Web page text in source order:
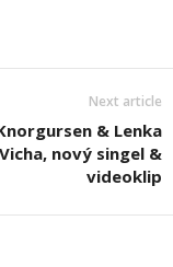
Next article
& Lenka
Vicha, nový singel &
videoklip